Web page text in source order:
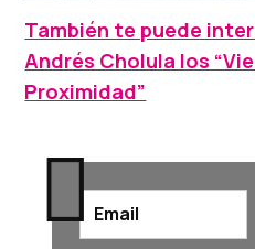
También te puede
Andrés Cholula los
Proximidad”